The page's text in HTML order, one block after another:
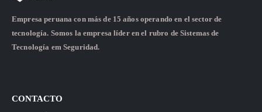
Empresa peruana con más de 15 años operando en el sector de
tecnología. Somos la empresa líder en el rubro de Sistemas de
Tecnología em Seguridad.
CONTACTO